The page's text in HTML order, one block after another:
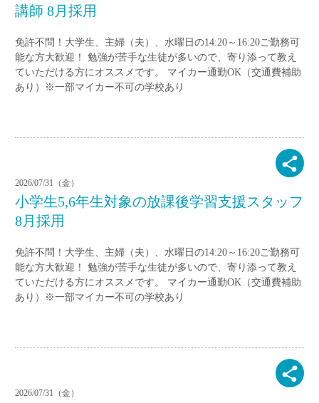
講師 8月採用
免許不問！大学生、主婦（夫）、水曜日の14:20～16:20ご勤務可
能な方大歓迎！ 勉強が苦手な生徒が多いので、寄り添って教え
ていただける方にオススメです。 マイカー通勤OK（交通費補助
あり）※一部マイカー不可の学校あり
2026/07/31（金）
小学生5,6年生対象の放課後学習支援スタッフ
8月採用
免許不問！大学生、主婦（夫）、水曜日の14:20～16:20ご勤務可
能な方大歓迎！ 勉強が苦手な生徒が多いので、寄り添って教え
ていただける方にオススメです。 マイカー通勤OK（交通費補助
あり）※一部マイカー不可の学校あり
2026/07/31（金）